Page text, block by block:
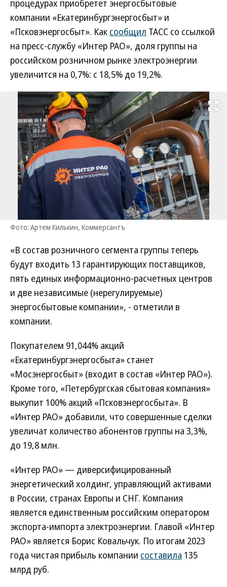
процедурах приобретет энергосбытовые
компании «Екатеринбургэнергосбыт» и
«Псковэнергосбыт». Как сообщил ТАСС со ссылкой
на пресс-службу «Интер РАО», доля группы на
российском розничном рынке электроэнергии
увеличится на 0,7%: с 18,5% до 19,2%.
Развернуть
Фото: Артем Килькин, Коммерсантъ
«В состав розничного сегмента группы теперь
будут входить 13 гарантирующих поставщиков,
пять единых информационно-расчетных центров
и две независимые (нерегулируемые)
энергосбытовые компании», - отметили в
компании.
Покупателем 91,044% акций
«Екатеринбургэнергосбыта» станет
«Мосэнергосбыт» (входит в состав «Интер РАО»).
Кроме того, «Петербургская сбытовая компания»
выкупит 100% акций «Псковэнергосбыта». В
«Интер РАО» добавили, что совершенные сделки
увеличат количество абонентов группы на 3,3%,
до 19,8 млн.
«Интер РАО» — диверсифицированный
энергетический холдинг, управляющий активами
в России, странах Европы и СНГ. Компания
является единственным российским оператором
экспорта-импорта электроэнергии. Главой «Интер
РАО» является Борис Ковальчук. По итогам 2023
года чистая прибыль компании составила 135
млрд руб.